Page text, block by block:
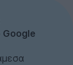
Google